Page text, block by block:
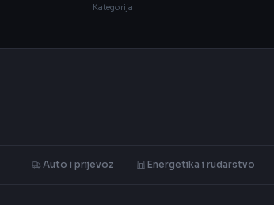
Kategorija
Auto i prijevoz Energetika i rudarstvo